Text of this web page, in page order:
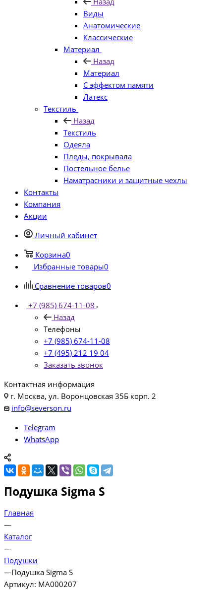
Виды
Анатомические
Классические
Материал
Назад
Материал
С эффектом памяти
Латекс
Текстиль
Назад
Текстиль
Одеяла
Пледы, покрывала
Постельное белье
Наматрасники и защитные чехлы
Контакты
Компания
Акции
Личный кабинет
Корзина0
Избранные товары0
Сравнение товаров0
+7 (985) 674-11-08
Назад
Телефоны
+7 (985) 674-11-08
+7 (495) 212 19 04
Заказать звонок
Контактная информация
г. Москва, ул. Воронцовская 35Б корп. 2
info@severson.ru
Telegram
WhatsApp
Подушка Sigma S
Главная
—
Каталог
—
Подушки
—Подушка Sigma S
Артикул: MA000207